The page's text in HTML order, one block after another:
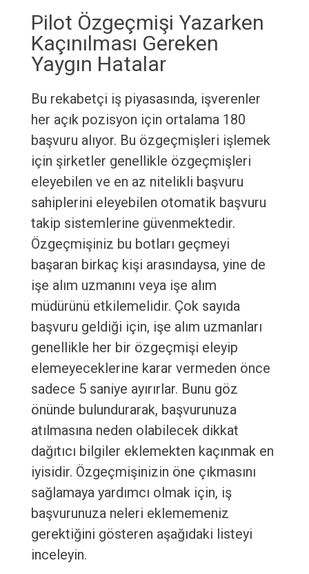
Pilot Özgeçmişi Yazarken
Kaçınılması Gereken
Yaygın Hatalar
Bu rekabetçi iş piyasasında, işverenler
her açık pozisyon için ortalama 180
başvuru alıyor. Bu özgeçmişleri işlemek
için şirketler genellikle özgeçmişleri
eleyebilen ve en az nitelikli başvuru
sahiplerini eleyebilen otomatik başvuru
takip sistemlerine güvenmektedir.
Özgeçmişiniz bu botları geçmeyi
başaran birkaç kişi arasındaysa, yine de
işe alım uzmanını veya işe alım
müdürünü etkilemelidir. Çok sayıda
başvuru geldiği için, işe alım uzmanları
genellikle her bir özgeçmişi eleyip
elemeyeceklerine karar vermeden önce
sadece 5 saniye ayırırlar. Bunu göz
önünde bulundurarak, başvurunuza
atılmasına neden olabilecek dikkat
dağıtıcı bilgiler eklemekten kaçınmak en
iyisidir. Özgeçmişinizin öne çıkmasını
sağlamaya yardımcı olmak için, iş
başvurunuza neleri eklememeniz
gerektiğini gösteren aşağıdaki listeyi
inceleyin.